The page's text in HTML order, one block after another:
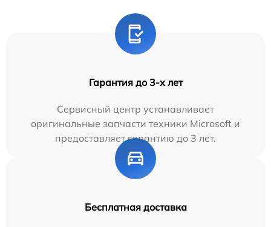
Гарантия до 3-х лет
Сервисный центр устанавливает
оригинальные запчасти техники Microsoft и
предоставляет гарантию до 3 лет.
Бесплатная доставка